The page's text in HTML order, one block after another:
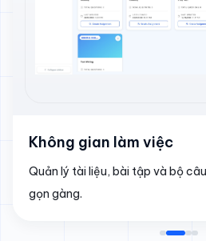
Không gian làm việc
Quản lý tài liệu, bài tập và bộ
gọn gàng.